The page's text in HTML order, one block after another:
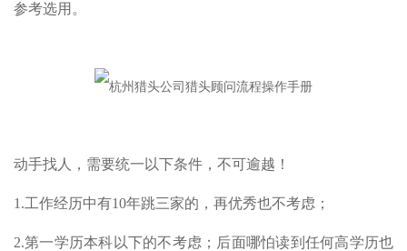
参考选用。
动手找人，需要统一以下条件，不可逾越！
1.工作经历中有10年跳三家的，再优秀也不考虑；
2.第一学历本科以下的不考虑；后面哪怕读到任何高学历也